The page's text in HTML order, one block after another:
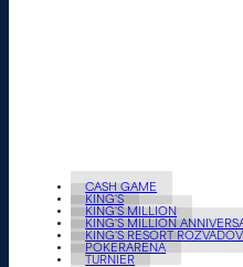
CASH GAME
KING'S
KING'S MILLION
KING'S MILLION
KING'S RESORT ROZVADOV
POKERARENA
TURNIER